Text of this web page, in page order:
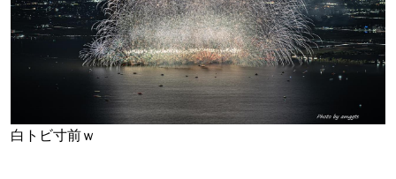
白トビ寸前ｗ